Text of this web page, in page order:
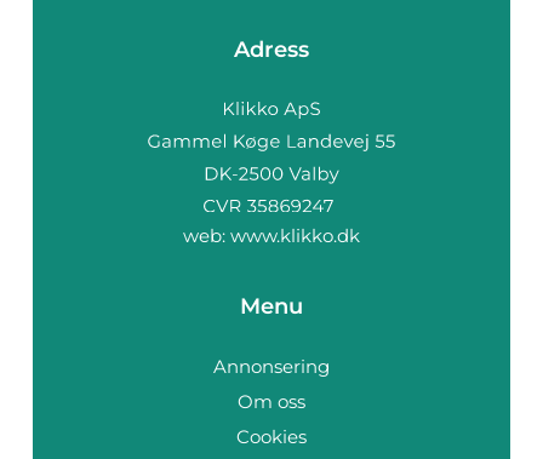
Adress
web: www.klikko.dk
Menu
Annonsering
Om oss
Cookies